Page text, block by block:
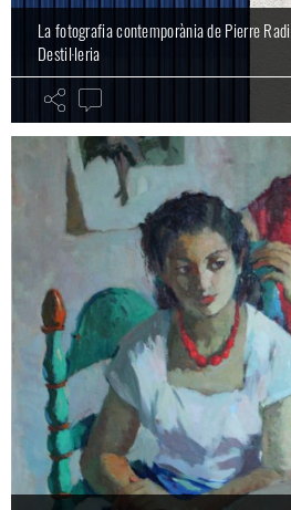
La fotografia contemporània de Pierre
Destil·leria